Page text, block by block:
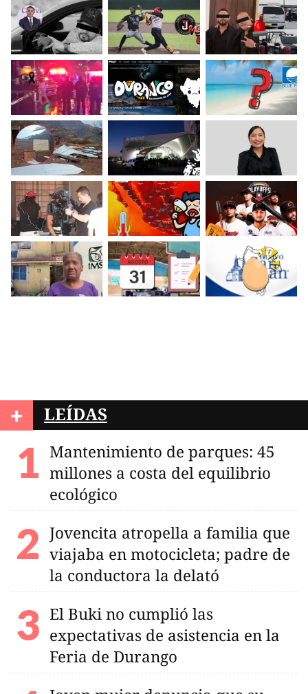
+ LEÍDAS
Mantenimiento de parques: 45
millones a costa del equilibrio
ecológico
Jovencita atropella a familia que
viajaba en motocicleta; padre de
la conductora la delató
El Buki no cumplió las
expectativas de asistencia en la
Feria de Durango